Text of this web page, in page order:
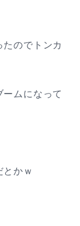
のでトンカ
ムになって
かｗ